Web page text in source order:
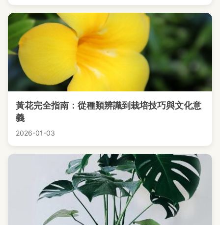
黃花完全指南：從種類辨識到栽培技巧與文化意
義
2026-01-03